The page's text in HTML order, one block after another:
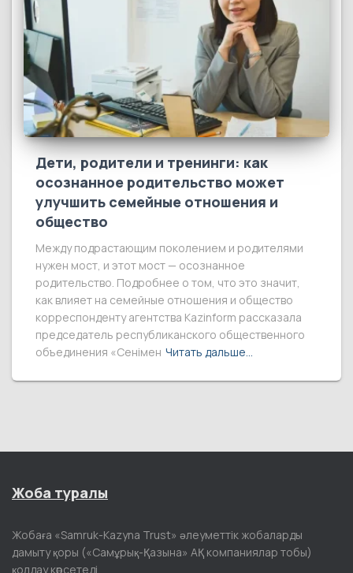
Дети, родители и тренинги: как
осознанное родительство может
улучшить семейные отношения и
общество
Между подрастающим поколением и родителями
нужен мост, и этот мост — осознанное
родительство. Подробнее о том, что это значит,
как влияет на семейные отношения и общество
корреспонденту агентства Kazinform рассказала
председатель республиканского общественного
объединения «Сенімен Читать дальше…
Жоба туралы
Жобаға «Samruk-Kazyna Trust» әлеуметтік жобаларды
дамыту қоры («Самұрық-Қазына» АҚ компаниялар тобы)
қолдау көрсетеді.